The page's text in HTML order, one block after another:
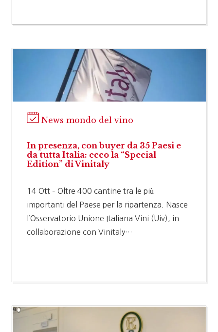
News mondo del vino
In presenza, con buyer da 35 Paesi e
da tutta Italia: ecco la “Special
Edition” di Vinitaly
14 Ott – Oltre 400 cantine tra le più
importanti del Paese per la ripartenza. Nasce
l’Osservatorio Unione Italiana Vini (Uiv), in
collaborazione con Vinitaly…